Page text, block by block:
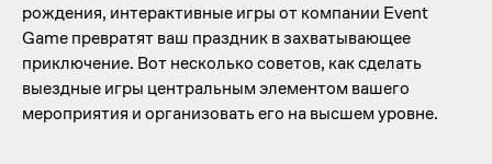
рождения, интерактивные игры от компании Event
Game превратят ваш праздник в захватывающее
приключение. Вот несколько советов, как сделать
выездные игры центральным элементом вашего
мероприятия и организовать его на высшем уровне.